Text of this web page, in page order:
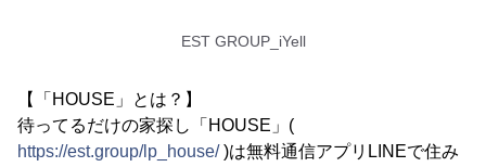
EST GROUP_iYell
【「HOUSE」とは？】
待ってるだけの家探し「HOUSE」(
https://est.group/lp_house/)は無料通信アプリLINEで住み